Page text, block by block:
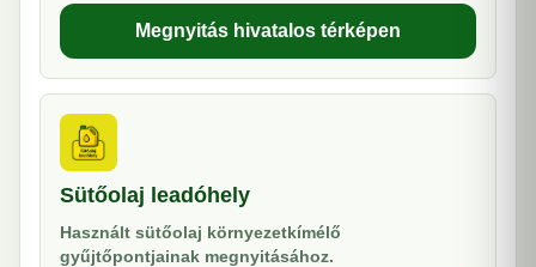
Megnyitás hivatalos térképen
Sütőolaj leadóhely
Használt sütőolaj környezetkímélő
gyűjtőpontjainak megnyitásához.